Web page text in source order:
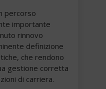
percorso
importante
rinnovo
definizione
che rendono
gestione corretta
di carriera.